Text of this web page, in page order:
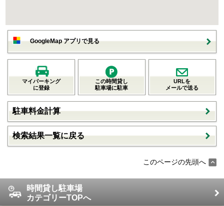
GoogleMap アプリで見る
マイパーキング
に登録
この時間貸し
駐車場に駐車
URLを
メールで送る
駐車料金計算
検索結果一覧に戻る
このページの先頭へ
時間貸し駐車場
カテゴリーTOPへ